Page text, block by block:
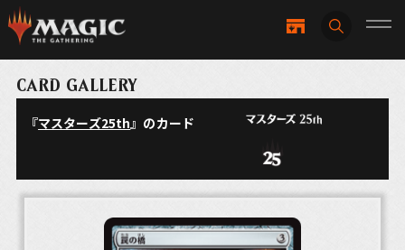
CARD GALLERY
『マスターズ25th』のカード